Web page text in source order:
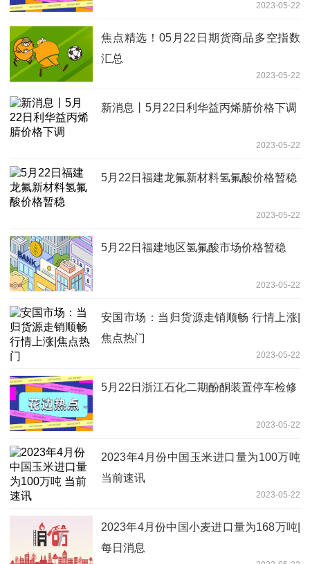
2023-05-22
焦点精选！05月22日期货商品多空指数
汇总
2023-05-22
新消息丨5月22日利华益丙烯腈价格下调
2023-05-22
5月22日福建龙氟新材料氢氟酸价格暂稳
2023-05-22
5月22日福建地区氢氟酸市场价格暂稳
2023-05-22
安国市场：当归货源走销顺畅 行情上涨|
焦点热门
2023-05-22
5月22日浙江石化二期酚酮装置停车检修
2023-05-22
2023年4月份中国玉米进口量为100万吨
当前速讯
2023-05-22
2023年4月份中国小麦进口量为168万吨|
每日消息